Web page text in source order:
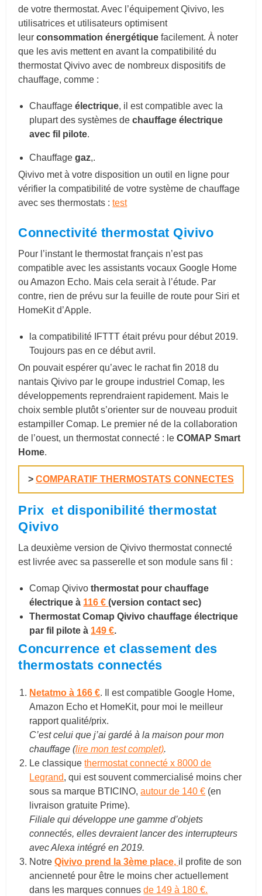
de votre thermostat. Avec l’équipement Qivivo, les
utilisatrices et utilisateurs optimisent
leurconsommation énergétique facilement. À noter
que les avis mettent en avant la compatibilité du
thermostat Qivivo avec de nombreux dispositifs de
chauffage, comme :
Chauffageélectrique, il est compatible avec la
plupart des systèmes dechauffage électrique
avec fil pilote.
Chauffagegaz,.
Qivivo met à votre disposition un outil en ligne pour
vérifier la compatibilité de votre système de chauffage
avec ses thermostats :test
Connectivité thermostat Qivivo
Pour l’instant le thermostat français n’est pas
compatible avec les assistants vocaux Google Home
ou Amazon Echo. Mais cela serait à l’étude. Par
contre, rien de prévu sur la feuille de route pour Siri et
HomeKit d’Apple.
la compatibilité IFTTT était prévu pour début 2019.
Toujours pas en ce début avril.
On pouvait espérer qu’avec le rachat fin 2018 du
nantais Qivivo par le groupe industriel Comap, les
développements reprendraient rapidement. Mais le
choix semble plutôt s’orienter sur de nouveau produit
estampiller Comap. Le premier né de la collaboration
de l’ouest, un thermostat connecté : leCOMAP Smart
Home.
> COMPARATIF THERMOSTATS CONNECTES
Prix et disponibilité thermostat
Qivivo
La deuxième version de Qivivo thermostat connecté
est livrée avec sa passerelle et son module sans fil :
Comap Qivivo thermostat pour chauffage
électrique à 116 €(version contact sec)
Thermostat Comap Qivivo chauffage électrique
par fil pilote à 149 €.
Concurrence et classement des
thermostats connectés
Netatmo à 166 €. Il est compatible Google Home,
Amazon Echo et HomeKit, pour moi le meilleur
rapport qualité/prix.
C’est celui que j’ai gardé à la maison pour mon
chauffage (lire mon test complet).
Le classiquethermostat connecté x 8000 de
Legrand, qui est souvent commercialisé moins cher
sous sa marque BTICINO,autour de 140 € (en
livraison gratuite Prime).
Filiale qui développe une gamme d’objets
connectés, elles devraient lancer des interrupteurs
avec Alexa intégré en 2019.
NotreQivivo prend la 3ème place, il profite de son
ancienneté pour être le moins cher actuellement
dans les marques connuesde 149 à 180 €.